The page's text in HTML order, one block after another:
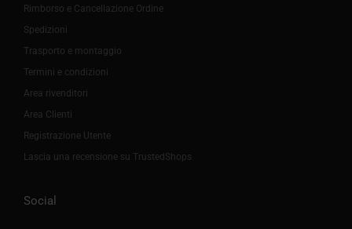
Rimborso e Cancellazione Ordine
Spedizioni
Trasporto e montaggio
Termini e condizioni
Area rivenditori
Area Clienti
Registrazione Utente
Lascia una recensione su TrustedShops
Social